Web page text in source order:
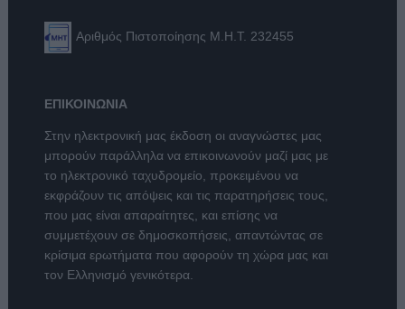
Αριθμός Πιστοποίησης Μ.Η.Τ. 232455
ΕΠΙΚΟΙΝΩΝΙΑ
Στην ηλεκτρονική μας έκδοση οι αναγνώστες μας
μπορούν παράλληλα να επικοινωνούν μαζί μας με
το ηλεκτρονικό ταχυδρομείο, προκειμένου να
εκφράζουν τις απόψεις και τις παρατηρήσεις τους,
που μας είναι απαραίτητες, και επίσης να
συμμετέχουν σε δημοσκοπήσεις, απαντώντας σε
κρίσιμα ερωτήματα που αφορούν τη χώρα μας και
τον Ελληνισμό γενικότερα.